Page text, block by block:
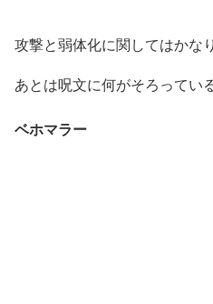
攻撃と弱体化に関してはかな
あとは呪文に何がそろってい
ベホマラー